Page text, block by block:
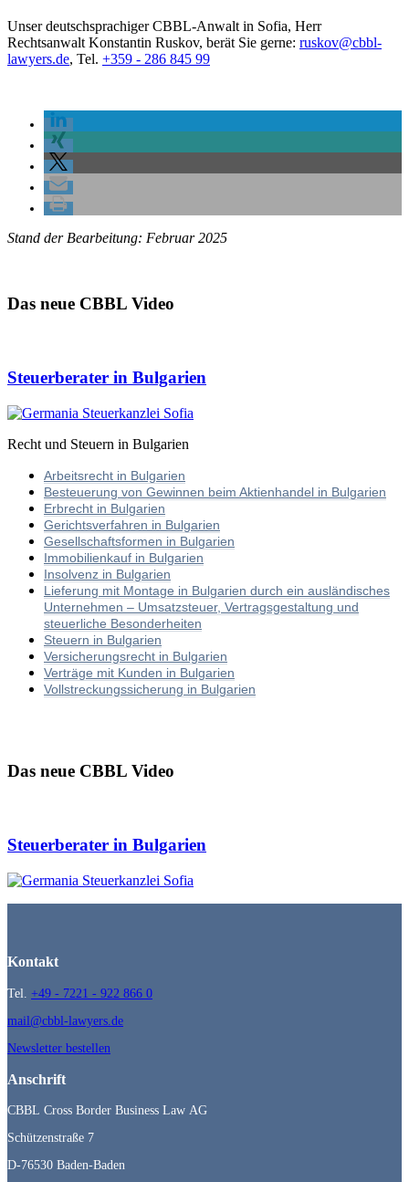
Unser deutschsprachiger CBBL-Anwalt in Sofia, Herr
Rechtsanwalt Konstantin Ruskov, berät Sie gerne: ruskov@cbbl-
lawyers.de, Tel. +359 - 286 845 99
Stand der Bearbeitung: Februar 2025
Das neue CBBL Video
Steuerberater in Bulgarien
Recht und Steuern in Bulgarien
Arbeitsrecht in Bulgarien
Besteuerung von Gewinnen beim Aktienhandel in Bulgarien
Erbrecht in Bulgarien
Gerichtsverfahren in Bulgarien
Gesellschaftsformen in Bulgarien
Immobilienkauf in Bulgarien
Insolvenz in Bulgarien
Lieferung mit Montage in Bulgarien durch ein ausländisches
Unternehmen – Umsatzsteuer, Vertragsgestaltung und
steuerliche Besonderheiten
Steuern in Bulgarien
Versicherungsrecht in Bulgarien
Verträge mit Kunden in Bulgarien
Vollstreckungssicherung in Bulgarien
Das neue CBBL Video
Steuerberater in Bulgarien
Kontakt
Tel. +49 - 7221 - 922 866 0
mail@cbbl-lawyers.de
Newsletter bestellen
Anschrift
CBBL Cross Border Business Law AG
Schützenstraße 7
D-76530 Baden-Baden